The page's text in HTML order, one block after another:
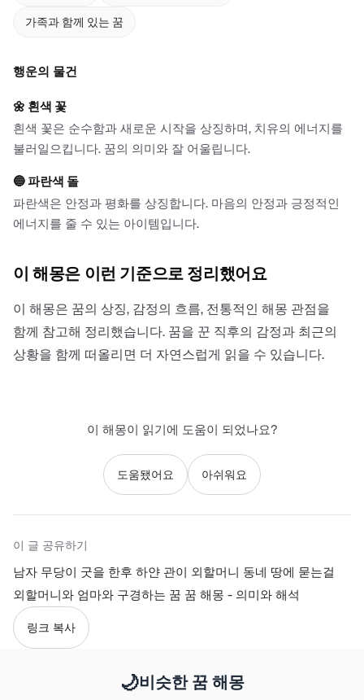
가족과 함께 있는 꿈
행운의 물건
🌼 흰색 꽃
흰색 꽃은 순수함과 새로운 시작을 상징하며, 치유의 에너지를
불러일으킵니다. 꿈의 의미와 잘 어울립니다.
🔵파란색 돌
파란색은 안정과 평화를 상징합니다. 마음의 안정과 긍정적인
에너지를 줄 수 있는 아이템입니다.
이 해몽은 이런 기준으로 정리했어요
이 해몽은 꿈의 상징, 감정의 흐름, 전통적인 해몽 관점을
함께 참고해 정리했습니다. 꿈을 꾼 직후의 감정과 최근의
상황을 함께 떠올리면 더 자연스럽게 읽을 수 있습니다.
이 해몽이 읽기에 도움이 되었나요?
도움됐어요 아쉬워요
이 글 공유하기
남자 무당이 굿을 한후 하얀 관이 외할머니 동네 땅에 묻는걸
외할머니와 엄마와 구경하는 꿈 꿈 해몽 - 의미와 해석
링크 복사
🌙비슷한 꿈 해몽